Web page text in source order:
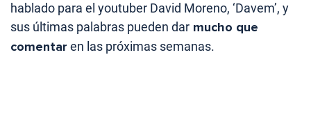
hablado para el youtuber David Moreno, ‘Davem’, y
sus últimas palabras pueden dar mucho que
comentar en las próximas semanas.